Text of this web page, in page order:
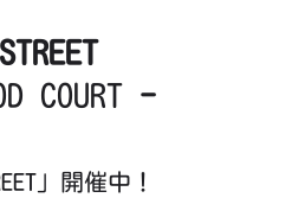
COURT -
」開催中！